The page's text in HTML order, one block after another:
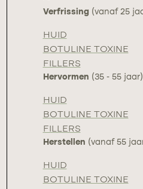
Verfrissing (vanaf 25
HUID
BOTULINE TOXINE
FILLERS
Hervormen (35 - 55 jaar)
HUID
BOTULINE TOXINE
FILLERS
Herstellen (vanaf 55
HUID
BOTULINE TOXINE